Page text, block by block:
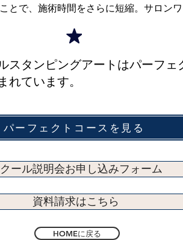
とで、施術時間をさらに短縮。サロン
スタンピングアートはパーフェ
れています。
パーフェクトコースを見る
ール説明会お申し込みフォーム
資料請求はこちら
HOMEに戻る